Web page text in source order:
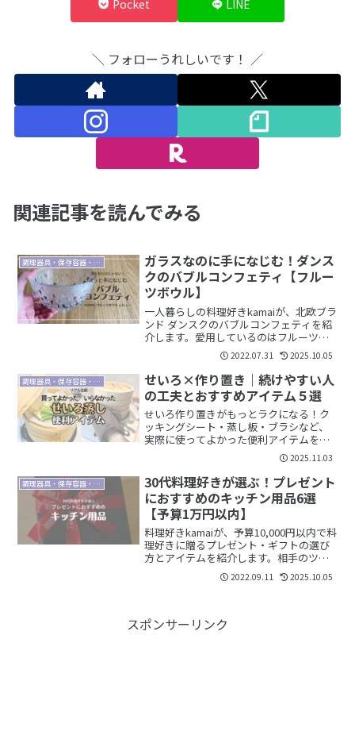
Pocket LINE
＼ フォローうれしいです！ ／
関連記事を読んでみる
調理器具・保存容器・食器
ガラスなのに手になじむ！ダンス
クのバブルコンフェティ【フルー
ツボウル】
一人暮らしの料理好きkamaiが、北欧ブラ
ンド ダンスクのバブルコンフェティを紹
介します。愛用しているのはフルーツボ
ウル。シンプルな食器を好む私ですが、
10年近く使い続けたのには使い勝手の良
さに理由がありました。
2022.07.31 2025.10.05
調理器具・保存容器・食器
せいろ×作り置き｜続けやすい人
の工夫とおすすめアイテム５選
せいろ作り置きがもっとラクになる！ク
ッキングシート・蒸し板・ブラシなど、
実際に使ってよかった便利アイテムを５
つ紹介。失敗したグッズも正直レビュー
2025.11.03
調理器具・保存容器・食器
30代料理好きが選ぶ！プレゼント
におすすめのキッチン用品6選
【予算1万円以内】
料理好きkamaiが、予算10,000円以内で料
理好きに贈るプレゼント・ギフトの選び
方とアイテムを紹介します。相手のツボ
をおさえて喜んでもらえれば、距離をグ
ッと近づけられますよ。
2022.09.11 2025.10.05
スポンサーリンク